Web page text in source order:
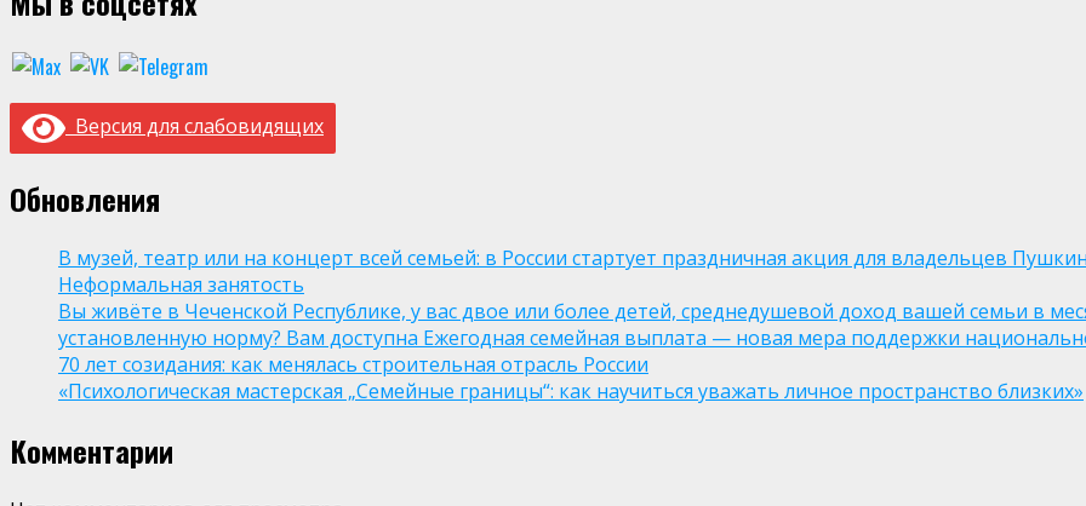
Версия для слабовидящих
Обновления
В музей, театр или на концерт всей семьей: в России стартует праздничная акция для владельцев
Неформальная занятость
Вы живёте в Чеченской Республике, у вас двое или более детей, среднедушевой доход вашей семьи в
установленную норму? Вам доступна Ежегодная семейная выплата — новая мера поддержки
70 лет созидания: как менялась строительная отрасль России
«Психологическая мастерская „Семейные границы“: как научиться уважать личное пространство близких»
Комментарии